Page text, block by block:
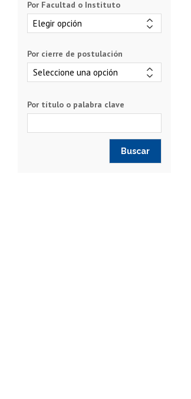
Por Facultad o Instituto
Por cierre de postulación
Por título o palabra clave